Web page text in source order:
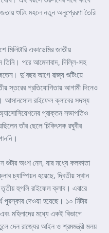
শুটিং মহলে নতুন অনুপ্রেরণা তৈরি
একাডেমির জাতীয়
তিনি। পরে আমেদাবাদ, দিল্লি-সহ
দু’বছর আগে রাজ্য শুটিংয়ে
স্তরের প্রতিযোগিতায় আগামী দিনেও
আসানসোল রাইফেল ক্লাবের সদস্য
অ্যাসোসিয়েশনের প্রাক্তন সভাপতিও
তাঁর ছেলে চিকিৎসক রঘুবীর
শুটার অংশ নেন, যার মধ্যে কলকাতা
চ্যাম্পিয়ন হয়েছে, দ্বিতীয় স্থান
তৃতীয় হুগলি রাইফেল ক্লাব। এবারে
পুরস্কার দেওয়া হয়েছে। ১০ মিটার
মহিলাদের মধ্যে একই বিভাগে
দেন রাজ্যের আইন ও শ্রমমন্ত্রী মলয়